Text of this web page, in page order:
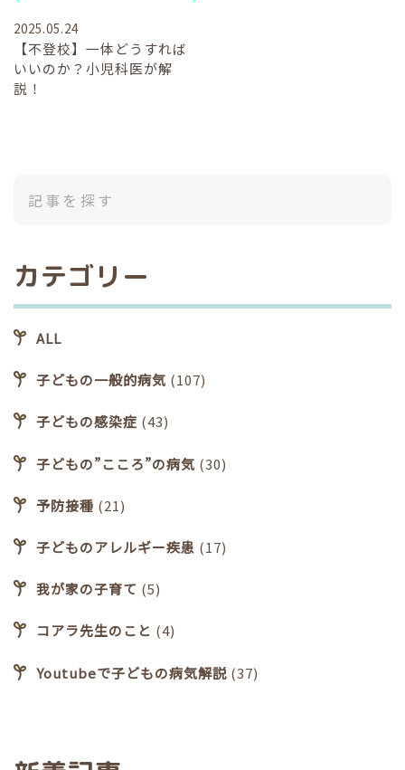
2025.05.24
【不登校】一体どうすれば
いいのか？小児科医が解
説！
カテゴリー
ALL
子どもの一般的病気 (107)
子どもの感染症 (43)
子どもの”こころ”の病気 (30)
予防接種 (21)
子どものアレルギー疾患 (17)
我が家の子育て (5)
コアラ先生のこと (4)
Youtubeで子どもの病気解説 (37)